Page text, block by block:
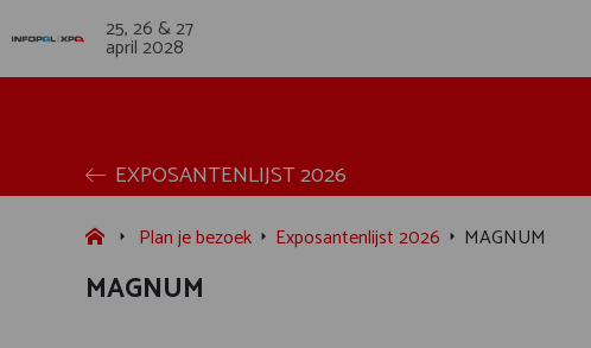
25, 26 & 27
april 2028
EXPOSANTENLIJST 2026
Plan je bezoek Exposantenlijst 2026 MAGNUM
MAGNUM